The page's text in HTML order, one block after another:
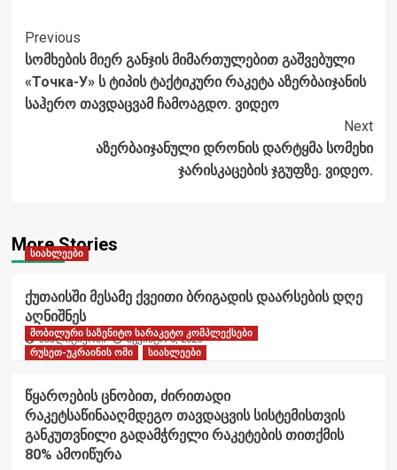
Post
Navigation
Previous
სომხების მიერ განჯის მიმართულებით გაშვებული
«Точка-У» ს ტიპის ტაქტიკური რაკეტა აზერბაიჯანის
საჰერო თავდაცვამ ჩამოაგდო. ვიდეო
Next
აზერბაიჯანული დრონის დარტყმა სომეხი
ჯარისკაცების ჯგუფზე. ვიდეო.
More Stories
სიახლეები
ქუთაისში მესამე ქვეითი ბრიგადის დაარსების დღე
აღნიშნეს
ანალიტიკოსი აგვისტო 6, 2026
მობილური საზენიტო სარაკეტო კომპლექსები
რუსეთ-უკრაინის ომი
სიახლეები
წყაროების ცნობით, ძირითადი
რაკეტსაწინააღმდეგო თავდაცვის სისტემისთვის
განკუთვნილი გადამჭრელი რაკეტების თითქმის
80% ამოიწურა